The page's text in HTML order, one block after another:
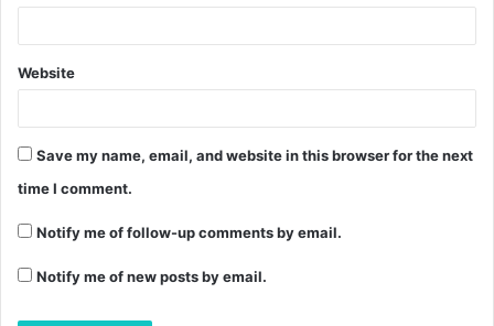
Website
Save my name, email, and website in this browser for the next
time I comment.
Notify me of follow-up comments by email.
Notify me of new posts by email.